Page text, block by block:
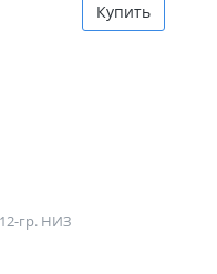
Купить
гр. НИЗ